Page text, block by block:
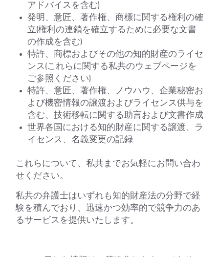
アドバイスを含む)
発明、意匠、著作権、商標に関する権利の確
立(権利の連鎖を確立するために必要な文書
の作成を含む)
特許、商標およびその他の知的財産のライセ
ンス(これらに関する私共のウェブページを
ご参照ください)
特許、意匠、著作権、ノウハウ、企業秘密お
よび機密情報の譲渡およびライセンス供与を
含む、技術移転に関する助言および文書作成
世界各国における知的財産に関する譲渡、ラ
イセンス、名義変更の記録
これらについて、私共までお気軽にお問い合わ
せください。
私共の弁護士はいずれも知的財産法の分野で経
験を積んでおり、迅速かつ効率的で競争力のあ
るサービスを提供いたします。